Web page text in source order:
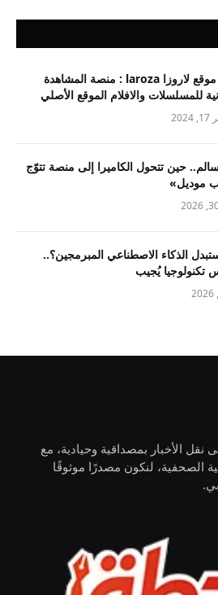
رابط موقع لاروزا laroza : منصة المشاهدة
للمسلسلات والافلام الموقع الأصلي
حين تتحول الكاميرا إلى منصة تتوّج
موديل»
الذكاء الاصطناعي المبرمجين؟..
تكنولوجيا يُجيب
الأخبار بمصداقية وحيادية، مع
الصحفية، لنكون مصدرًا موثوقًا